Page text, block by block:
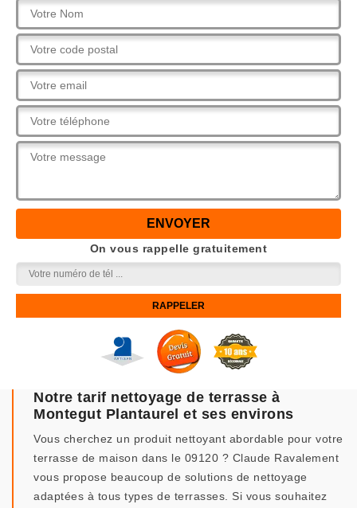
On vous rappelle gratuitement
Notre tarif nettoyage de terrasse à
Montegut Plantaurel et ses environs
Vous cherchez un produit nettoyant abordable pour votre
terrasse de maison dans le 09120 ? Claude Ravalement
vous propose beaucoup de solutions de nettoyage
adaptées à tous types de terrasses. Si vous souhaitez